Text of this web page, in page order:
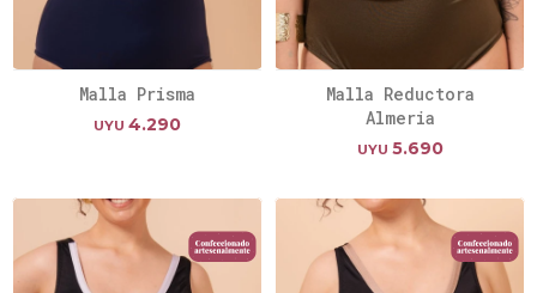
Malla Prisma
UYU 4.290
Malla Reductora
Almeria
UYU 5.690